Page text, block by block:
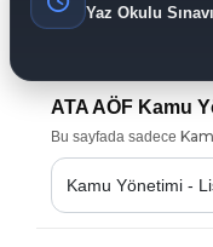
Yaz Okulu
ATA AÖF Kamu
Bu sayfada sadece